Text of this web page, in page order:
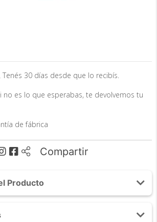
, Tenés 30 días desde que lo recibís.
no es lo que esperabas, te devolvemos tu
de fábrica
Compartir
Producto
o te devolvemos el 100% de tu